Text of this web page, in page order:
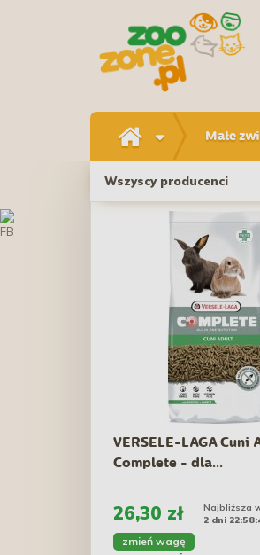
Małe
Wszyscy producenci
VERSELE-LAGA Cuni
Complete - dla...
26,30 zł
Najbliższa
2 dni
zmień wagę